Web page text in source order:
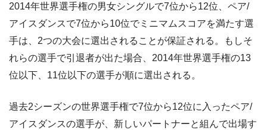
2014年世界選手権の男女シングルで7位から12位、ペア/
アイスダンスで7位から10位でミニマムスコアを満たす選
手は、2つの大会に選出されることが保証される。もしそ
れらの選手で引退者が出た場合、2014年世界選手権の13
位以下、11位以下の選手が順に選出される。
過去2シーズンの世界選手権で7位から12位に入ったペア/
アイスダンスの選手が、新しいパートナーと組んで出場す